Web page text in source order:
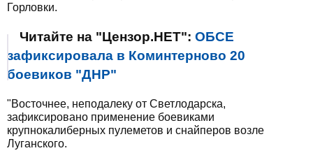
Горловки.
Читайте на "Цензор.НЕТ": ОБСЕ
зафиксировала в Коминтерново 20
боевиков "ДНР"
"Восточнее, неподалеку от Светлодарска,
зафиксировано применение боевиками
крупнокалиберных пулеметов и снайперов возле
Луганского.